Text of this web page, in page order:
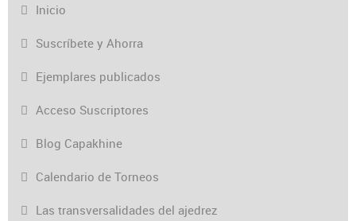
Inicio
Suscríbete y Ahorra
Ejemplares publicados
Acceso Suscriptores
Blog Capakhine
Calendario de Torneos
Las transversalidades del ajedrez